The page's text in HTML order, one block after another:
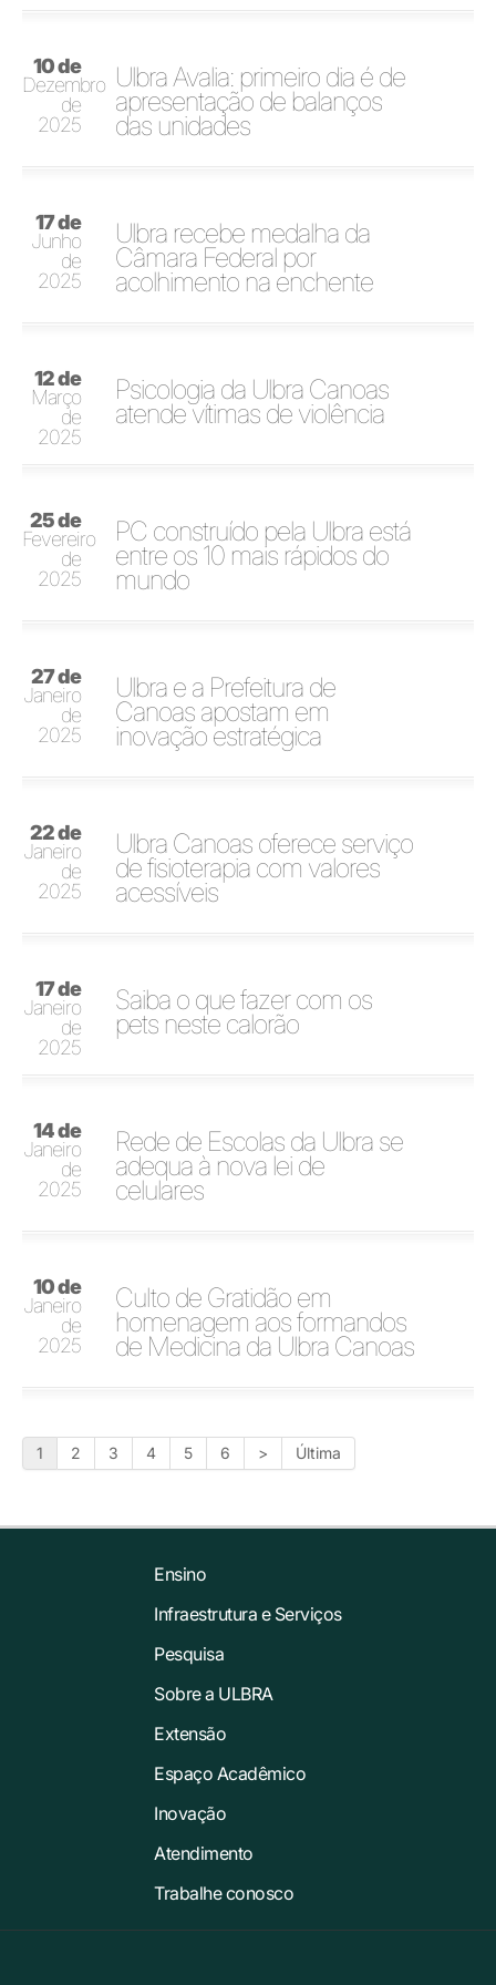
10 de
Dezembro
de
2025
Ulbra Avalia: primeiro dia é de
apresentação de balanços
das unidades
17 de
Junho
de
2025
Ulbra recebe medalha da
Câmara Federal por
acolhimento na enchente
12 de
Março
de
2025
Psicologia da Ulbra Canoas
atende vítimas de violência
25 de
Fevereiro
de
2025
PC construído pela Ulbra está
entre os 10 mais rápidos do
mundo
27 de
Janeiro
de
2025
Ulbra e a Prefeitura de
Canoas apostam em
inovação estratégica
22 de
Janeiro
de
2025
Ulbra Canoas oferece serviço
de fisioterapia com valores
acessíveis
17 de
Janeiro
de
2025
Saiba o que fazer com os
pets neste calorão
14 de
Janeiro
de
2025
Rede de Escolas da Ulbra se
adequa à nova lei de
celulares
10 de
Janeiro
de
2025
Culto de Gratidão em
homenagem aos formandos
de Medicina da Ulbra Canoas
1 2 3 4 5 6 > Última
Ensino
Infraestrutura e Serviços
Pesquisa
Sobre a ULBRA
Extensão
Espaço Acadêmico
Inovação
Atendimento
Trabalhe conosco